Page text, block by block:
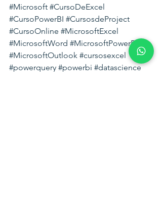
#Microsoft #CursoDeExcel
#CursoPowerBI #CursosdeProject
#CursoOnline #MicrosoftExcel
#MicrosoftWord #MicrosoftPowerPoint
#MicrosoftOutlook #cursosexcel
#powerquery #powerbi #datascience